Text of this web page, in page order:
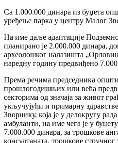
Са 1.000.000 динара из буџета
уређење парка у центру Малог
На име даље адаптације
планирано је 2.000.000 динара,
археолошког налазишта
наредну годину предвиђено
Према речима председника
прошлогодишњих или већа
секторима од значаја за живот
укључујући и примарну
Зворнику, која је у делокругу
амбуланти, на име чега је у
7.000.000 динара, за трошкове
консултаната, трошкове